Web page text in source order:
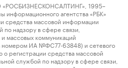
1995–
агентства «РБК»
средства массовой информации
надзору в сфере связи,
массовых коммуникаций
номером ИА №ФС77-63848) и сетевого
о регистрации средства массовой
службой по надзору в сфере связи,